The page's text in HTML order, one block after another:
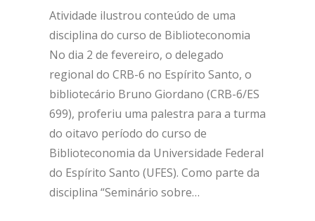
Atividade ilustrou conteúdo de uma
disciplina do curso de Biblioteconomia
No dia 2 de fevereiro, o delegado
regional do CRB-6 no Espírito Santo, o
bibliotecário Bruno Giordano (CRB-6/ES
699), proferiu uma palestra para a turma
do oitavo período do curso de
Biblioteconomia da Universidade Federal
do Espírito Santo (UFES). Como parte da
disciplina “Seminário sobre…